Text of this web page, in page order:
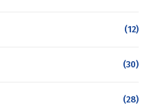
(12)
(30)
(28)